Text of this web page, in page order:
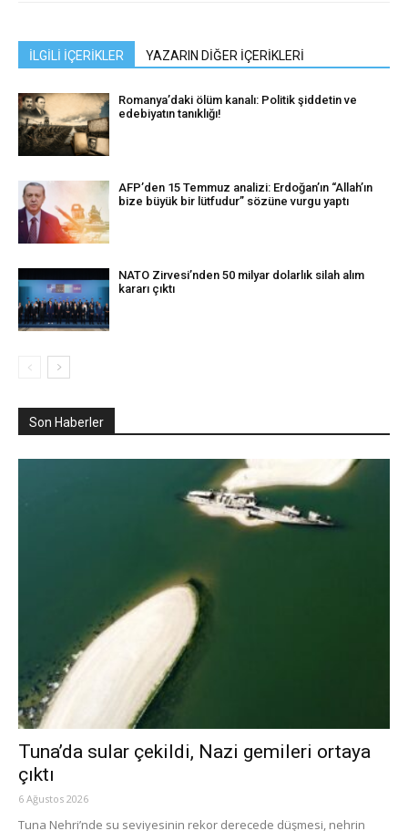
İLGİLİ İÇERİKLER YAZARIN DİĞER İÇERİKLERİ
Romanya’daki ölüm kanalı: Politik şiddetin ve
edebiyatın tanıklığı!
AFP’den 15 Temmuz analizi: Erdoğan’ın “Allah’ın
bize büyük bir lütfudur” sözüne vurgu yaptı
NATO Zirvesi’nden 50 milyar dolarlık silah alım
kararı çıktı
Son Haberler
Tuna’da sular çekildi, Nazi gemileri ortaya
çıktı
6 Ağustos 2026
Tuna Nehri’nde su seviyesinin rekor derecede düşmesi, nehrin